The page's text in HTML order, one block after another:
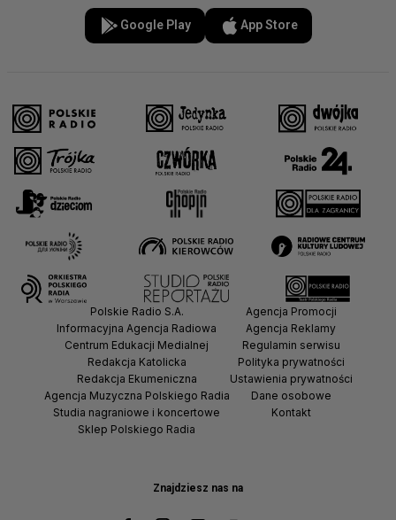
Google Play App Store
Znajdziesz nas na
Polskie Radio S.A.
Informacyjna Agencja Radiowa
Centrum Edukacji Medialnej
Redakcja Katolicka
Redakcja Ekumeniczna
Agencja Muzyczna Polskiego Radia
Studia nagraniowe i koncertowe
Sklep Polskiego Radia
Agencja Promocji
Agencja Reklamy
Regulamin serwisu
Polityka prywatności
Ustawienia prywatności
Dane osobowe
Kontakt